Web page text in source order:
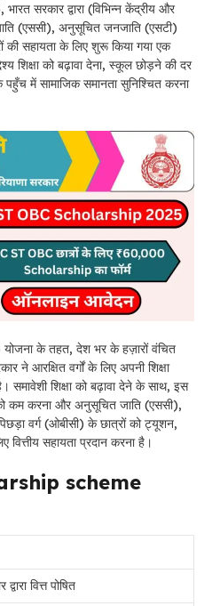
सरकार द्वारा (विभिन्न केंद्रीय और
(एससी), अनुसूचित जनजाति (एसटी)
की सहायता के लिए शुरू किया गया एक
शिक्षा को बढ़ावा देना, स्कूल छोड़ने की दर
में सामाजिक समानता सुनिश्चित करना
के तहत, देश भर के हज़ारों वंचित
ने आरक्षित वर्गों के लिए अपनी शिक्षा
समावेशी शिक्षा को बढ़ावा देने के साथ, इस
कम करना और अनुसूचित जाति (एससी),
वर्ग (ओबीसी) के छात्रों को ट्यूशन,
वित्तीय सहायता प्रदान करना है।
scheme
वित्त पोषित